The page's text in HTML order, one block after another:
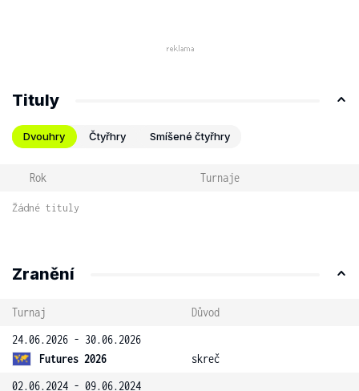
Tituly
Dvouhry Čtyřhry Smíšené čtyřhry
Rok Turnaje
Žádné tituly
Zranění
Turnaj
Důvod
24.06.2026 - 30.06.2026
Futures 2026
skreč
02.06.2024 - 09.06.2024